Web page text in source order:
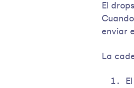
El
enviar
La